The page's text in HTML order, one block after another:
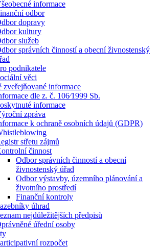
informace
odbor
dopravy
kultury
služeb
správních činností a obecní živnostenský
podnikatele
věci
zveřejňované informace
dle z. č. 106⁄1999 Sb.
informace
zpráva
k ochraně osobních údajů (GDPR)
střetu zájmů
činnost
Odbor správních činností a obecní
živnostenský úřad
Odbor výstavby, územního plánování a
životního prostředí
Finanční kontroly
úhrad
nejdůležitějších předpisů
úřední osoby
rozpočet